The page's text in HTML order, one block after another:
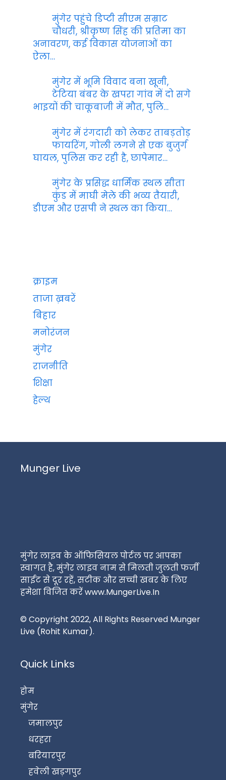
मुंगेर पहुंचे डिप्टी सीएम सम्राट
चौधरी, श्रीकृष्ण सिंह की प्रतिमा का
अनावरण, कई विकास योजनाओं का
ऐला…
मुंगेर में भूमि विवाद बना खूनी,
टेटिया बंबर के खपरा गांव में दो सगे
भाइयों की चाकूबाजी में मौत, पुलि…
मुंगेर में रंगदारी को लेकर ताबड़तोड़
फायरिंग, गोली लगने से एक बुजुर्ग
घायल, पुलिस कर रही है, छापेमार…
मुंगेर के प्रसिद्ध धार्मिक स्थल सीता
कुंड में माघी मेले की भव्य तैयारी,
डीएम और एसपी ने स्थल का किया…
क्राइम
ताजा ख़बरें
बिहार
मनोरंजन
मुंगेर
राजनीति
शिक्षा
हेल्थ
Munger Live
मुंगेर लाइव के ऑफिसियल पोर्टल पर आपका
स्वागत है, मुंगेर लाइव नाम से मिलती जुलती फर्जी
साईट से दूर रहें, सटीक और सच्ची खबर के लिए
हमेशा विजित करें www.MungerLive.In
© Copyright 2022, All Rights Reserved Munger
Live (Rohit Kumar).
Quick Links
होम
मुंगेर
जमालपुर
धरहरा
बरियारपुर
हवेली खड़गपुर